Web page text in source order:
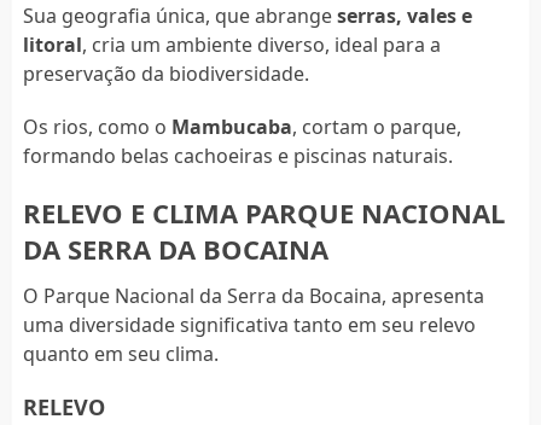
Sua geografia única, que abrangeserras, vales e
litoral, cria um ambiente diverso, ideal para a
preservação da biodiversidade.
Os rios, como o Mambucaba, cortam o parque,
formando belas cachoeiras e piscinas naturais.
RELEVO E CLIMA PARQUE NACIONAL
DA SERRA DA BOCAINA
O Parque Nacional da Serra da Bocaina, apresenta
uma diversidade significativa tanto em seu relevo
quanto em seu clima.
RELEVO